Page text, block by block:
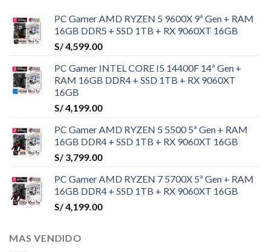
PC Gamer AMD RYZEN 5 9600X 9ª Gen + RAM
16GB DDR5 + SSD 1TB + RX 9060XT 16GB
S/4,599.00
PC Gamer INTEL CORE I5 14400F 14ª Gen +
RAM 16GB DDR4 + SSD 1TB + RX 9060XT
16GB
S/4,199.00
PC Gamer AMD RYZEN 5 5500 5ª Gen + RAM
16GB DDR4 + SSD 1TB + RX 9060XT 16GB
S/3,799.00
PC Gamer AMD RYZEN 7 5700X 5ª Gen + RAM
16GB DDR4 + SSD 1TB + RX 9060XT 16GB
S/4,199.00
MAS VENDIDO